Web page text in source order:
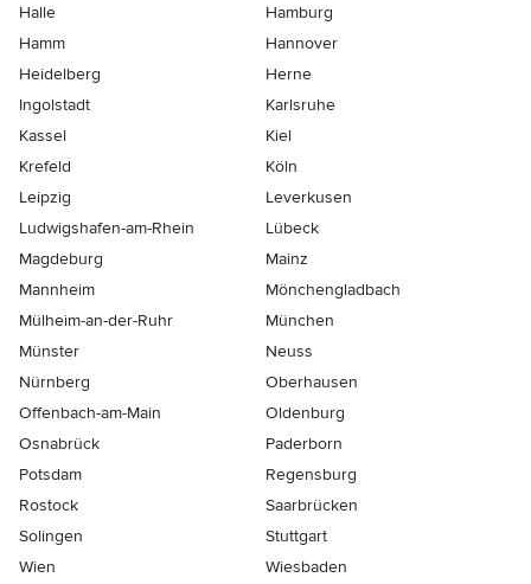
Halle
Hamburg
Hamm
Hannover
Heidelberg
Herne
Ingolstadt
Karlsruhe
Kassel
Kiel
Krefeld
Köln
Leipzig
Leverkusen
Ludwigshafen-am-Rhein
Lübeck
Magdeburg
Mainz
Mannheim
Mönchen­gladbach
Mülheim-an-der-Ruhr
München
Münster
Neuss
Nürnberg
Oberhausen
Offenbach-am-Main
Oldenburg
Osnabrück
Paderborn
Potsdam
Regensburg
Rostock
Saarbrücken
Solingen
Stuttgart
Wien
Wiesbaden